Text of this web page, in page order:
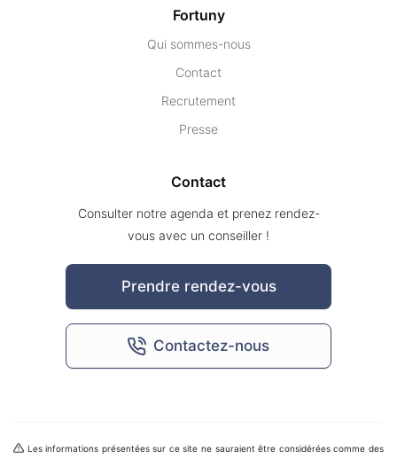
Fortuny
Qui sommes-nous
Contact
Recrutement
Presse
Contact
Consulter notre agenda et prenez rendez-
vous avec un conseiller !
Prendre rendez-vous
Contactez-nous
Les informations présentées sur ce site ne sauraient être considérées comme des